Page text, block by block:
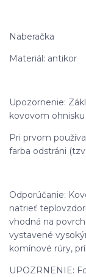
Naberačka
Materiál: antikor
Upozornenie:
kovovom ohnisku
Pri prvom
farba odstráni
Odporúčanie:
natrieť
vhodná na
vystavené
komínové rúry,
UPOZRNENIE: